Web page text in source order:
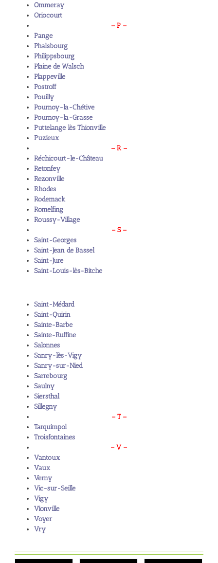
Ommeray
Oriocourt
– P –
Pange
Phalsbourg
Philippsbourg
Plaine de Walsch
Plappeville
Postroff
Pouilly
Pournoy-la-Chétive
Pournoy-la-Grasse
Puttelange lès Thionville
Puzieux
– R –
Réchicourt-le-Château
Retonfey
Rezonville
Rhodes
Rodemack
Romelfing
Roussy-Village
– S –
Saint-Georges
Saint-Jean de Bassel
Saint-Jure
Saint-Louis-lès-Bitche
Saint-Médard
Saint-Quirin
Sainte-Barbe
Sainte-Ruffine
Salonnes
Sanry-lès-Vigy
Sanry-sur-Nied
Sarrebourg
Saulny
Siersthal
Sillegny
– T –
Tarquimpol
Troisfontaines
– V –
Vantoux
Vaux
Verny
Vic-sur-Seille
Vigy
Vionville
Voyer
Vry